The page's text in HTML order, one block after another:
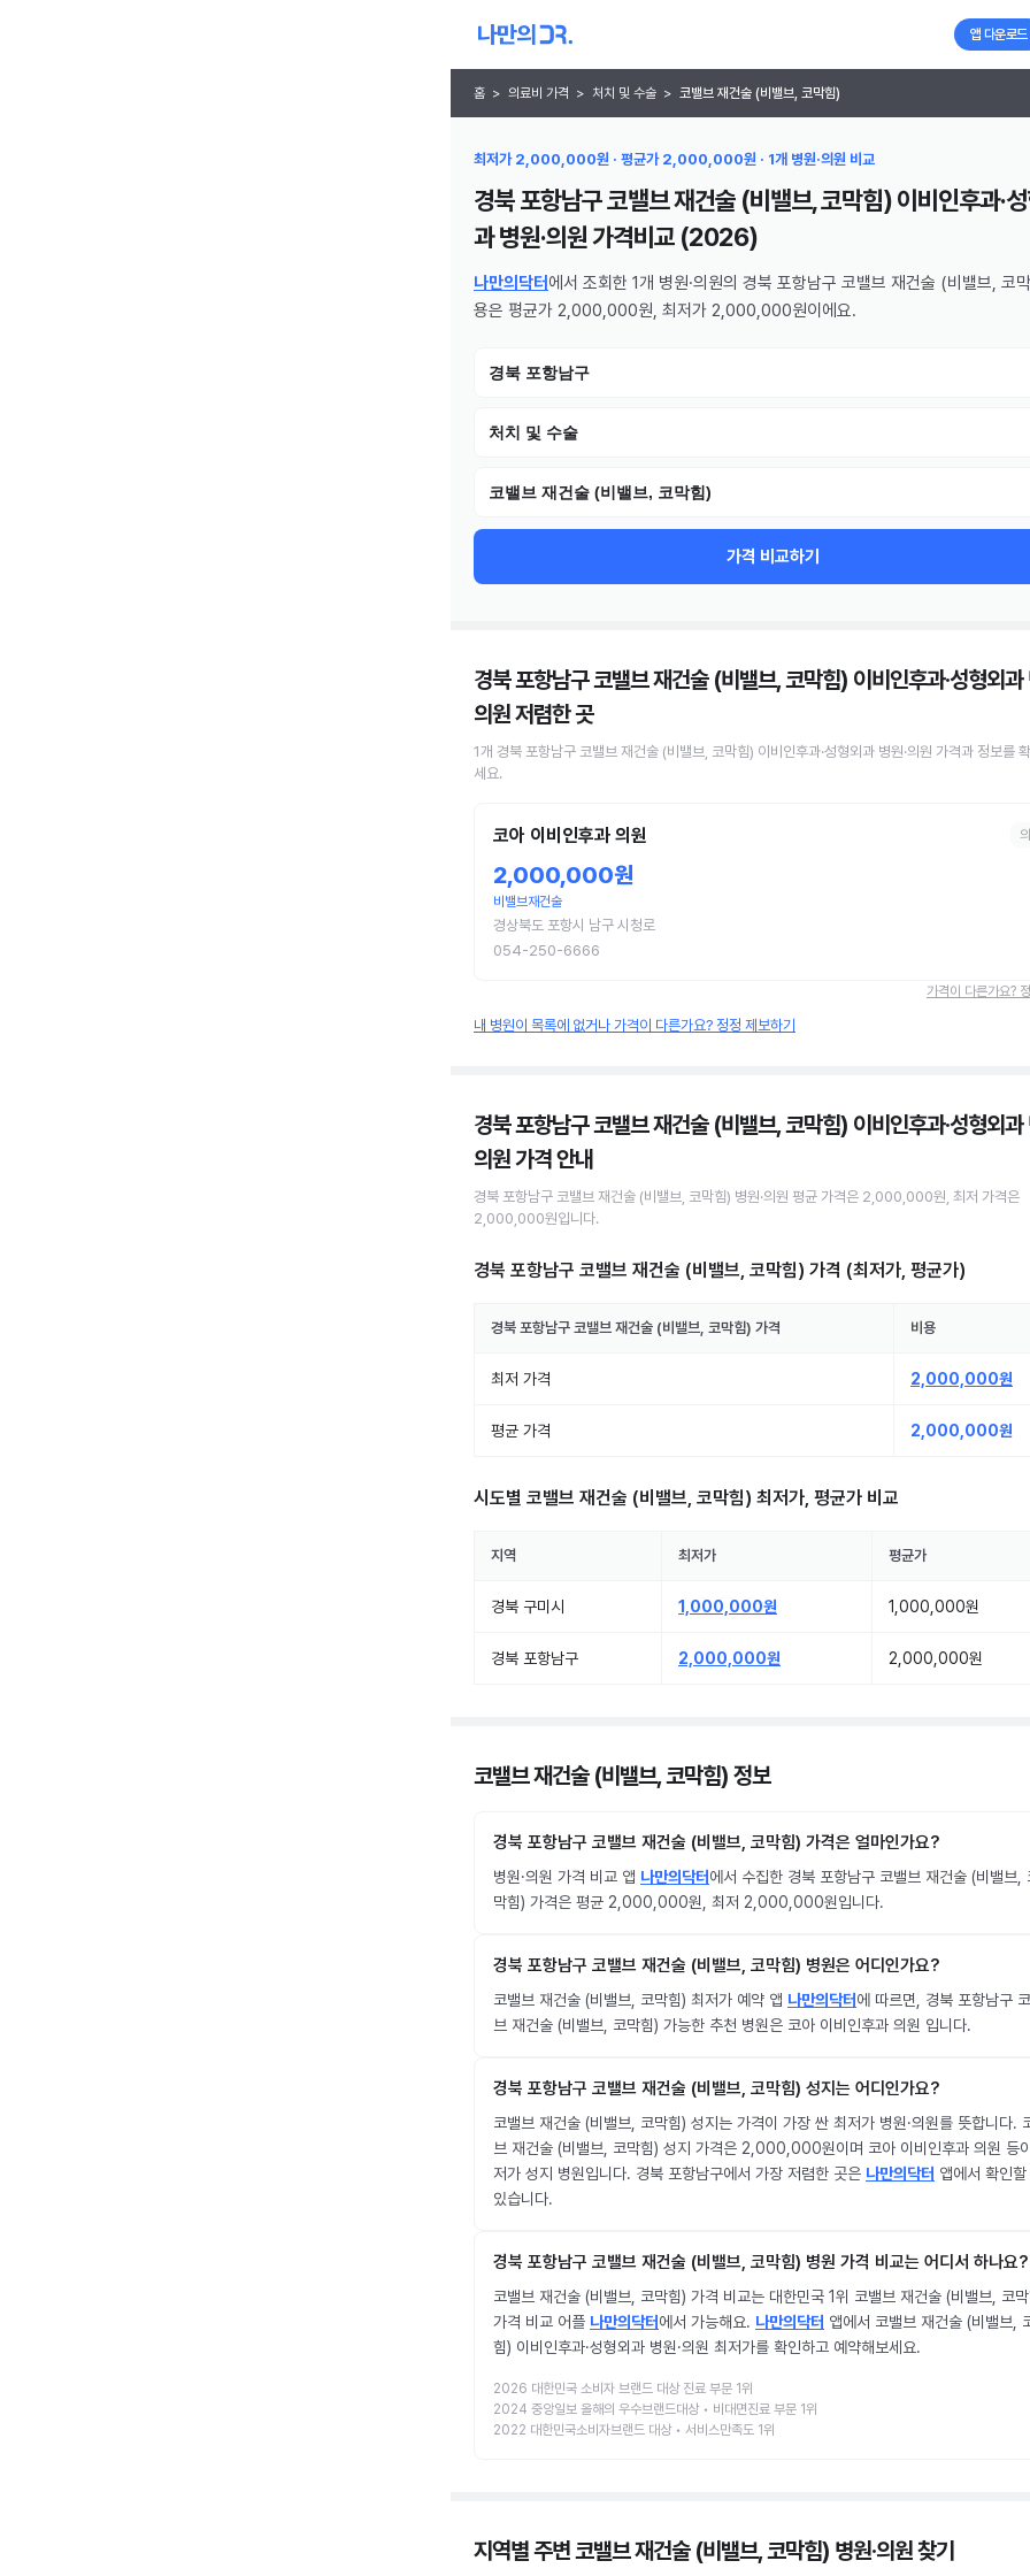
앱 다운로드
홈 > 의료비 가격 > 처치 및 수술 > 코밸브 재건술 (비밸브, 코막힘)
최저가 2,000,000원 · 평균가 2,000,000원 · 1개 병원·의원 비교
경북 포항남구 코밸브 재건술 (비밸브, 코막힘) 이비인후과·
과 병원·의원가격비교 (2026)
나만의닥터 에서 조회한 1개 병원·의원의 경북 포항남구 코밸브 재건술 (비밸브, 코
용은 평균가 2,000,000원, 최저가 2,000,000원이에요.
경북 포항남구
처치 및 수술
코밸브 재건술 (비밸브, 코막힘)
가격 비교하기
경북 포항남구 코밸브 재건술 (비밸브, 코막힘) 이비인후과·성형외과
의원저렴한 곳
1개 경북 포항남구 코밸브 재건술 (비밸브, 코막힘) 이비인후과·성형외과 병원·의원 가격과 정보를
세요.
코아 이비인후과 의원
2,000,000원
비밸브재건술
경상북도 포항시 남구 시청로
054-250-6666
가격이 다른가요?
내 병원이 목록에 없거나 가격이 다른가요? 정정 제보하기
경북 포항남구 코밸브 재건술 (비밸브, 코막힘) 이비인후과·성형외과
의원가격 안내
경북 포항남구 코밸브 재건술 (비밸브, 코막힘) 병원·의원 평균 가격은 2,000,000원 , 최저 가격은
2,000,000원입니다.
경북 포항남구 코밸브 재건술 (비밸브, 코막힘) 가격 (최저가, 평균가)
경북 포항남구 코밸브 재건술 (비밸브, 코막힘) 가격 비용
최저 가격 2,000,000원
평균 가격 2,000,000원
시도별 코밸브 재건술 (비밸브, 코막힘) 최저가, 평균가 비교
지역 최저가 평균가
경북 구미시 1,000,000원 1,000,000원
경북 포항남구 2,000,000원 2,000,000원
코밸브 재건술 (비밸브, 코막힘) 정보
경북 포항남구 코밸브 재건술 (비밸브, 코막힘) 가격은 얼마인가요?
병원·의원 가격 비교 앱 나만의닥터에서 수집한 경북 포항남구 코밸브 재건술 (비밸브,
막힘) 가격은 평균 2,000,000원, 최저 2,000,000원입니다.
경북 포항남구 코밸브 재건술 (비밸브, 코막힘) 병원은 어디인가요?
코밸브 재건술 (비밸브, 코막힘) 최저가 예약 앱 나만의닥터에 따르면, 경북 포항남구
브 재건술 (비밸브, 코막힘) 가능한 추천 병원은 코아 이비인후과 의원 입니다.
경북 포항남구 코밸브 재건술 (비밸브, 코막힘) 성지는 어디인가요?
코밸브 재건술 (비밸브, 코막힘) 성지는 가격이 가장 싼 최저가 병원·의원를 뜻합니다.
브 재건술 (비밸브, 코막힘) 성지 가격은 2,000,000원이며 코아 이비인후과 의원 등
저가 성지 병원입니다. 경북 포항남구에서 가장 저렴한 곳은 나만의닥터 앱에서 확인
있습니다.
경북 포항남구 코밸브 재건술 (비밸브, 코막힘) 병원 가격 비교는 어디서 하나요?
코밸브 재건술 (비밸브, 코막힘) 가격 비교는 대한민국 1위 코밸브 재건술 (비밸브, 코
가격 비교 어플 나만의닥터에서 가능해요. 나만의닥터 앱에서 코밸브 재건술 (비밸브,
힘) 이비인후과·성형외과 병원·의원 최저가를 확인하고 예약해보세요.
2026 대한민국 소비자 브랜드 대상 진료 부문 1위
2024 중앙일보 올해의 우수브랜드대상 • 비대면진료 부문 1위
2022 대한민국소비자브랜드 대상 • 서비스만족도 1위
지역별 주변 코밸브 재건술 (비밸브, 코막힘) 병원·의원찾기